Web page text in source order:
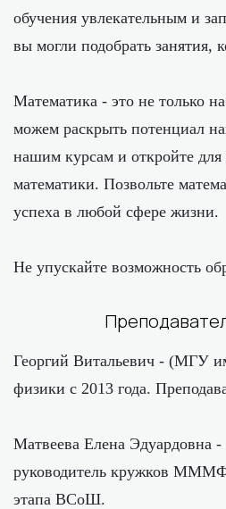
обучения увлекательным и
вы могли подобрать занятия,
Математика - это не только
можем раскрыть потенциал
нашим курсам и откройте
математики. Позвольте
успеха в любой сфере жизни.
Не упускайте возможность
Георгий Витальевич - (МГУ
физики с 2013 года.
Матвеева Елена
руководитель кружков
этапа ВСоШ.